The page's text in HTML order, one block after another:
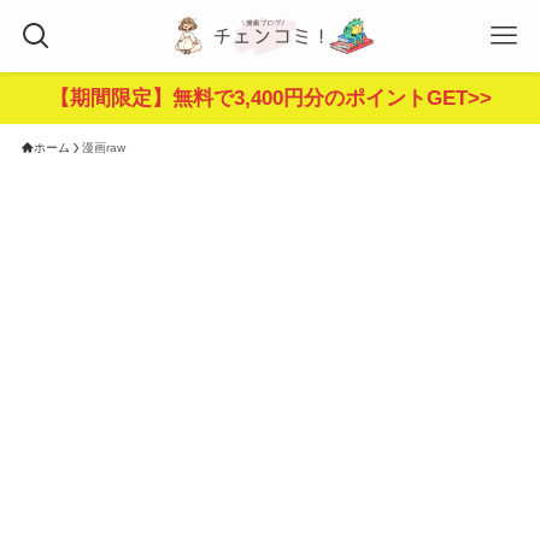
【期間限定】無料で3,400円分のポイントGET>>
ホーム 漫画raw